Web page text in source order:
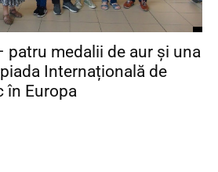
patru medalii de aur și una
Internațională de
în Europa